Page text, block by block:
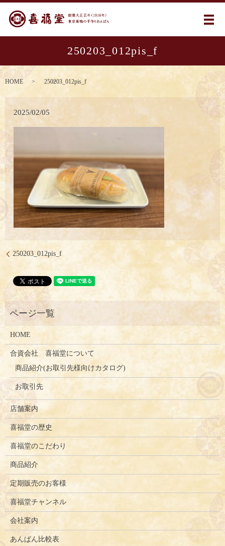
メ
250203_012pis_f
HOME 250203_012pis_f
2025/02/05
250203_012pis_f
HOME
合資会社 喜福堂について
商品紹介(お取引先様向けカタログ)
お取引先
店舗案内
喜福堂の歴史
喜福堂のこだわり
商品紹介
定期販売のお客様
喜福堂チャンネル
会社案内
あんぱん比較表